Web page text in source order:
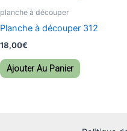
planche à découper
Planche à découper 312
18,00€
Ajouter Au Panier